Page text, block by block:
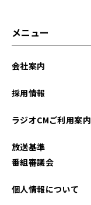
メニュー
会社案内
採用情報
ラジオCMご利用案内
放送基準
番組審議会
個人情報について